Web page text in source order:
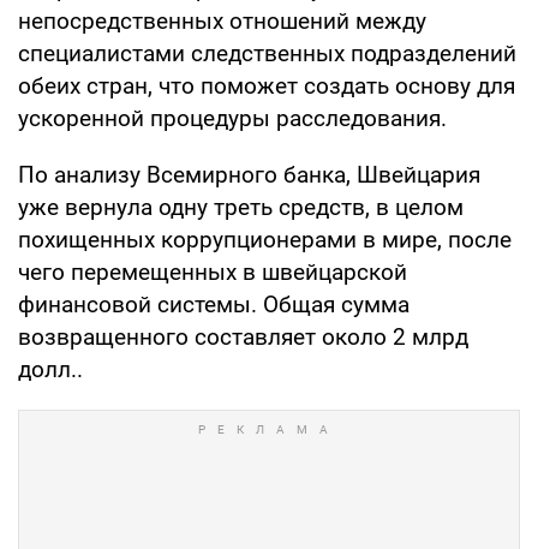
непосредственных отношений между
специалистами следственных подразделений
обеих стран, что поможет создать основу для
ускоренной процедуры расследования.
По анализу Всемирного банка, Швейцария
уже вернула одну треть средств, в целом
похищенных коррупционерами в мире, после
чего перемещенных в швейцарской
финансовой системы. Общая сумма
возвращенного составляет около 2 млрд
долл..